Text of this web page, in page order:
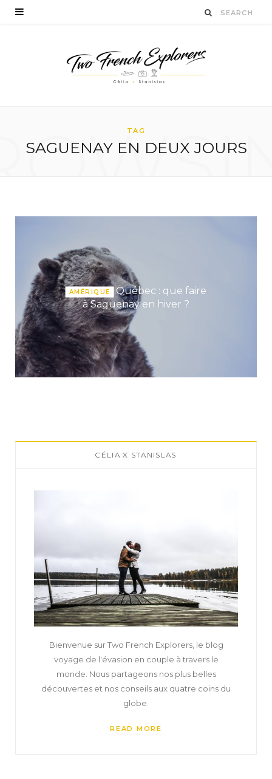
TAG
SAGUENAY EN DEUX JOURS
AMÉRIQUE
Québec : que faire
à Saguenay en hiver ?
CÉLIA X STANISLAS
Bienvenue sur Two French Explorers, le blog
voyage de l'évasion en couple à travers le
monde. Nous partageons nos plus belles
découvertes et nos conseils aux quatre coins du
globe.
READ MORE